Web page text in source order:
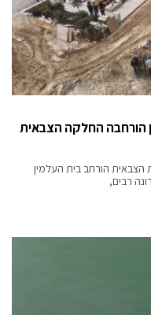
הורחבה החלקה הצבאית
הצבאית הורחב בית העלמין
רבים,